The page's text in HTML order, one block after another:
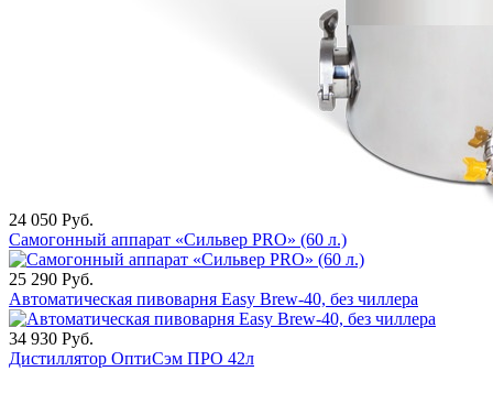
24 050 Руб.
Самогонный аппарат «Сильвер PRO» (60 л.)
25 290 Руб.
Автоматическая пивоварня Easy Brew-40, без чиллера
34 930 Руб.
Дистиллятор ОптиСэм ПРО 42л